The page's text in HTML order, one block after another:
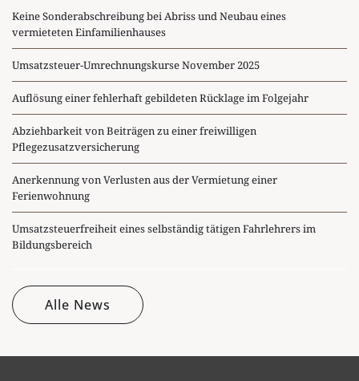
Keine Sonderabschreibung bei Abriss und Neubau eines
vermieteten Einfamilienhauses
Umsatzsteuer-Umrechnungskurse November 2025
Auflösung einer fehlerhaft gebildeten Rücklage im Folgejahr
Abziehbarkeit von Beiträgen zu einer freiwilligen
Pflegezusatzversicherung
Anerkennung von Verlusten aus der Vermietung einer
Ferienwohnung
Umsatzsteuerfreiheit eines selbständig tätigen Fahrlehrers im
Bildungsbereich
Alle News